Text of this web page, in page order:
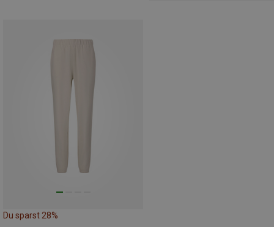
Du sparst 28%